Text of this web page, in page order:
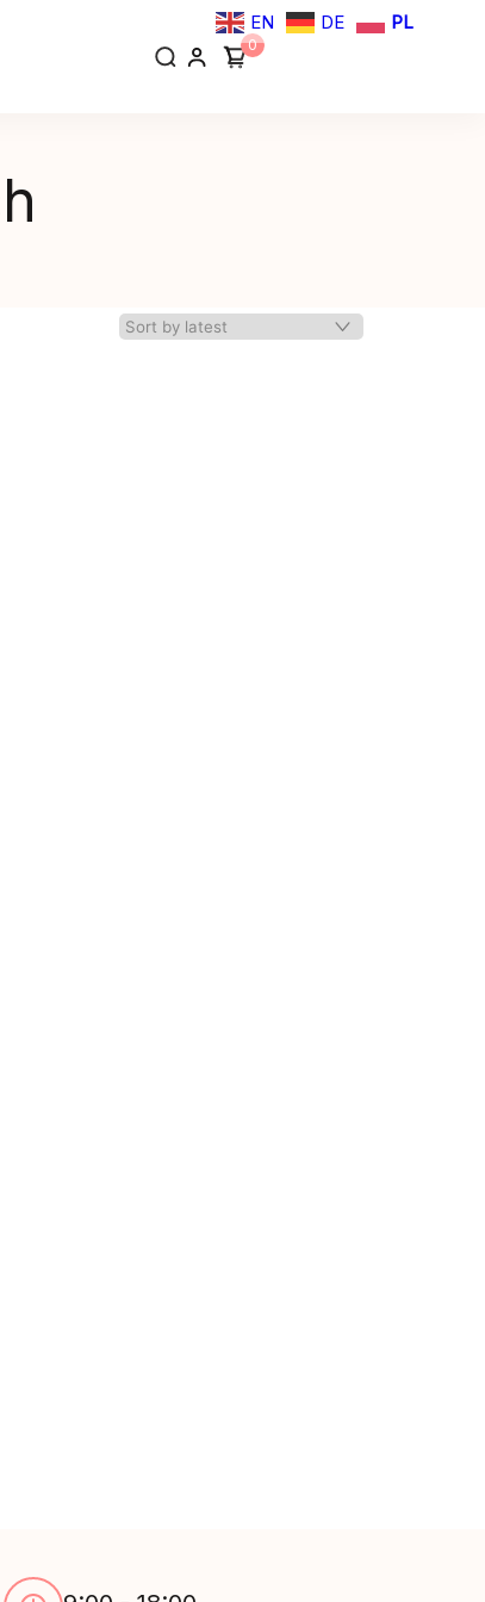
EN DE PL
0